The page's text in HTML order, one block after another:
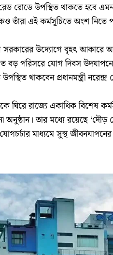
রোডে উপস্থিত থাকতে হবে
তাঁরা এই কর্মসূচিতে অংশ
সরকারের উদ্যোগে বৃহৎ
বড় পরিসরে যোগ দিবস
থাকবেন প্রধানমন্ত্রী
ঘিরে রাজ্যে একাধিক বিশেষ
অনুষ্ঠান। তার মধ্যে রয়েছে ‘দৌড়
মাধ্যমে সুস্থ